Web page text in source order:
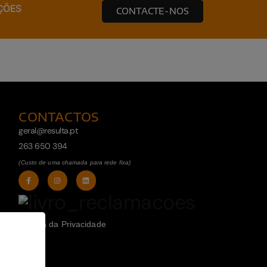
CONTACTE-NOS
CONTACTOS
geral@resulta.pt
263 650 394
(Custo de uma chamada para rede fixa)
Política da Privacidade